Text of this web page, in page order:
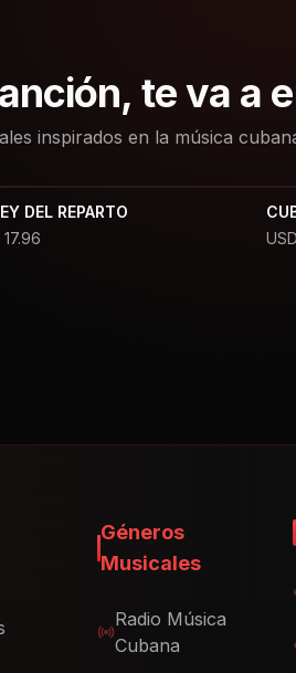
te va a
inspirados en la música
DEL REPARTO
17.96
USD
Géneros
Musicales
Radio Música
Cubana